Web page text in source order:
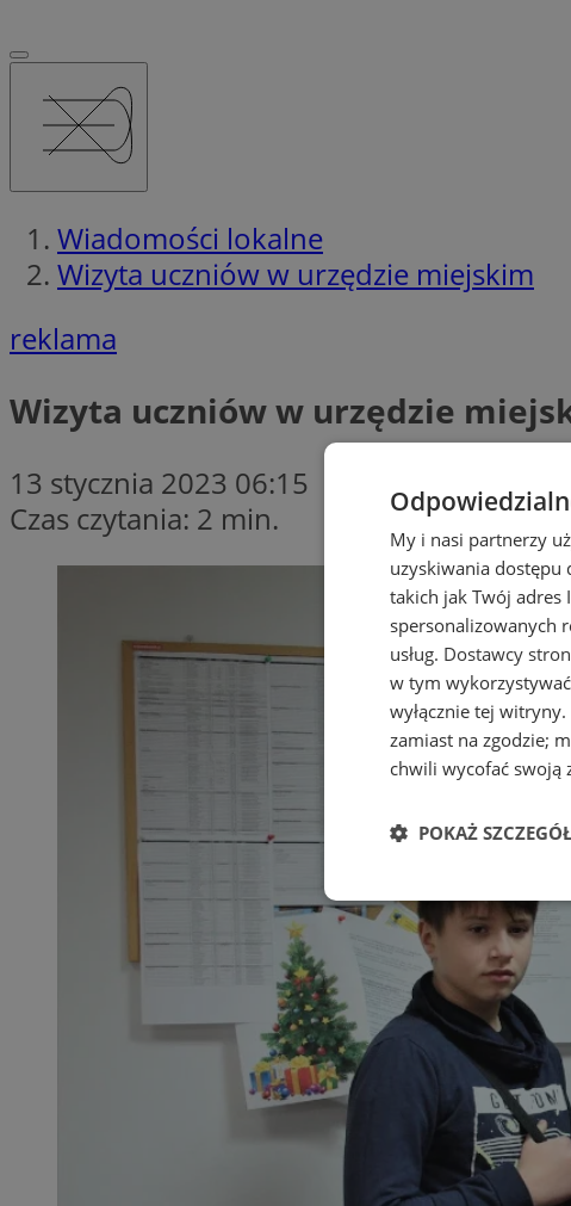
Wiadomości lokalne
Wizyta uczniów w urzędzie miejskim
reklama
Wizyta uczniów w urzędzie
13 stycznia 2023 06:15
Czas czytania: 2 min.
My i nasi partnerzy
uzyskiwania dostępu
takich jak Twój adres
spersonalizowanych
usług. Dostawcy
w tym
wyłącznie tej
zamiast na zgodzie;
chwili wycofać swoją
POKAŻ
Niezbędne
Niezbędne pliki cookie
zarządzanie kontem. Bez